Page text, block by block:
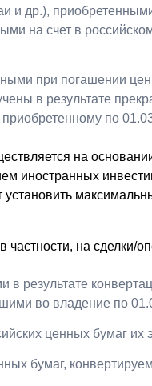
и др.),
на счет в
при погашении
в результате
по
на
иностранных
частности, на сделки/
в результате
во владение по
ценных бумаг их
бумаг,